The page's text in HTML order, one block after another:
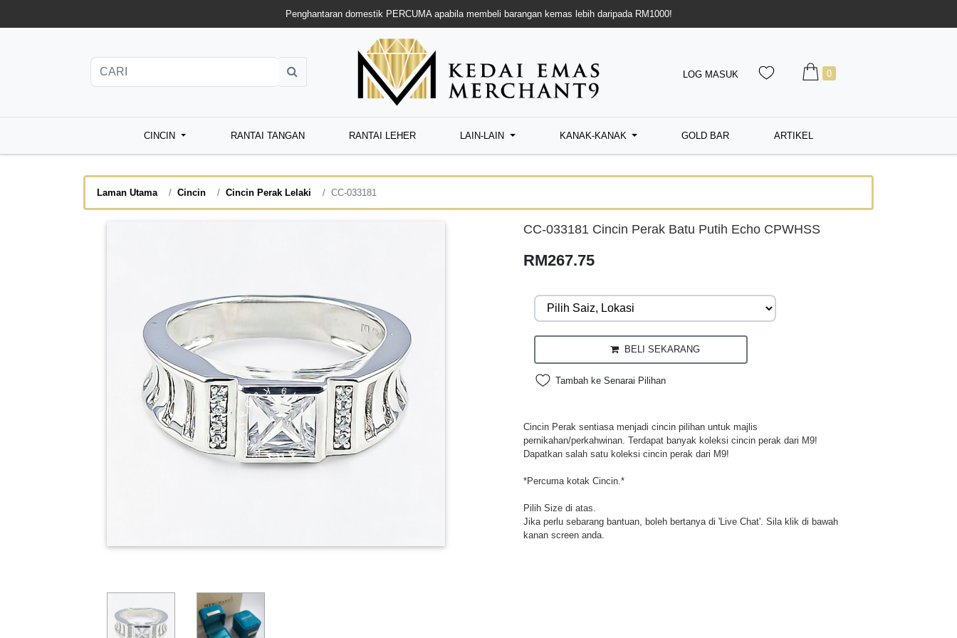
Penghantaran domestik PERCUMA apabila membeli barangan kemas lebih daripada RM1000!
LOG MASUK 0
CINCIN RANTAI TANGAN RANTAI LEHER LAIN-LAIN KANAK-KANAK GOLD BAR ARTIKEL
Laman Utama Cincin Cincin Perak Lelaki CC-033181
CC-033181 Cincin Perak Batu Putih Echo CPWHSS
RM267.75
BELI SEKARANG
Tambah ke Senarai Pilihan
Cincin Perak sentiasa menjadi cincin pilihan untuk majlis
pernikahan/perkahwinan. Terdapat banyak koleksi cincin perak dari M9!
Dapatkan salah satu koleksi cincin perak dari M9!
*Percuma kotak Cincin.*
Pilih Size di atas.
Jika perlu sebarang bantuan, boleh bertanya di 'Live Chat'. Sila klik di bawah
kanan screen anda.